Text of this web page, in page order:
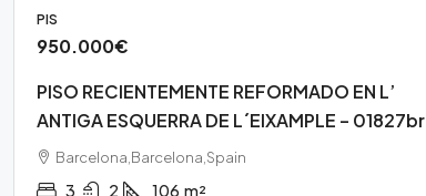
PIS
950.000€
PISO RECIENTEMENTE REFORMADO EN L’
ANTIGA ESQUERRA DE L´EIXAMPLE – 01827br
Barcelona,Barcelona,Spain
3 2 106 m²